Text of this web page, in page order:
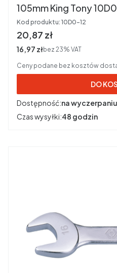
105mm King Tony
Kod produktu: 10D0-12
Cena brutto
20,87 zł
Cena netto
16,97 złbez 23% VAT
Ceny podane bez kosztów
DO
Dostępność:na wyczerpaniu
Czas wysyłki:48 godzin